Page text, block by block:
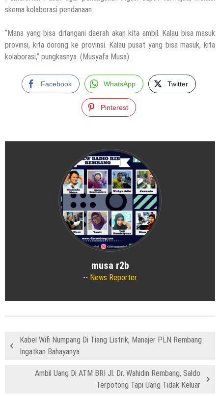
skema kolaborasi pendanaan.
“Mana yang bisa ditangani daerah akan kita ambil. Kalau bisa masuk
provinsi, kita dorong ke provinsi. Kalau pusat yang bisa masuk, kita
kolaborasi,” pungkasnya. (Musyafa Musa).
Facebook WhatsApp Twitter
Pinterest
musa r2b
News Reporter
Kabel Wifi Numpang Di Tiang Listrik, Manajer PLN Rembang
Ingatkan Bahayanya
Ambil Uang Di ATM BRI Jl. Dr. Wahidin Rembang, Saldo
Terpotong Tapi Uang Tidak Keluar